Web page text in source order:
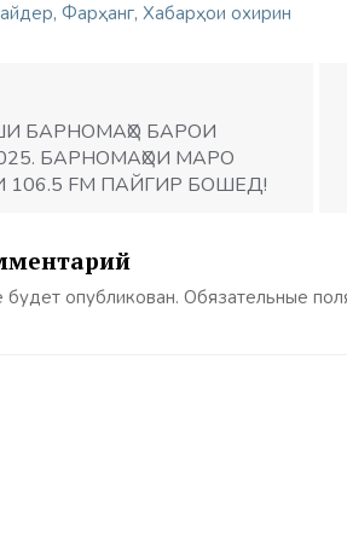
, Фарҳанг, Хабарҳои охирин
БАРНОМАҲО БАРОИ
БАРНОМАҲОИ МАРО
FM ПАЙГИР БОШЕД!
опубликован. Обязательные